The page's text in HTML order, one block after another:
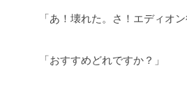
「あ！壊れた。さ！エディオン
「おすすめどれですか？」